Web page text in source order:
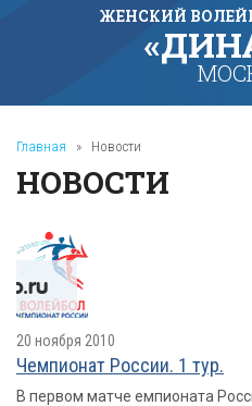
ЖЕНСКИЙ
Главная » Новости
НОВОСТИ
20 ноября 2010
Чемпионат России. 1 тур.
В первом матче емпионата